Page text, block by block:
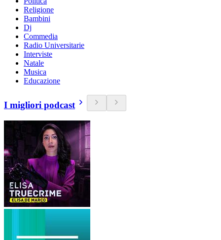
Religione
Bambini
Dj
Commedia
Radio Universitarie
Interviste
Natale
Musica
Educazione
I migliori podcast